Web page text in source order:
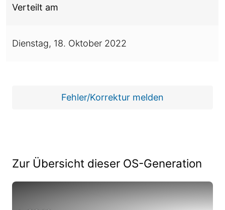
Verteilt am
Dienstag, 18. Oktober 2022
Fehler/Korrektur melden
Zur Übersicht dieser OS-Generation